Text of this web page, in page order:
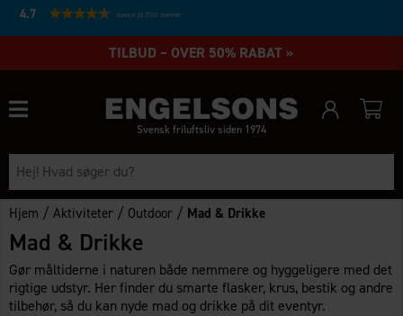
4.7 Baseret på 27231 stemmer
TILBUD – OVER 50% RABAT »
Svensk friluftsliv siden 1974
Hjem /Aktiviteter / Outdoor / Mad & Drikke
Mad & Drikke
Gør måltiderne i naturen både nemmere og hyggeligere med det
rigtige udstyr. Her finder du smarte flasker, krus, bestik og andre
tilbehør, så du kan nyde mad og drikke på dit eventyr.